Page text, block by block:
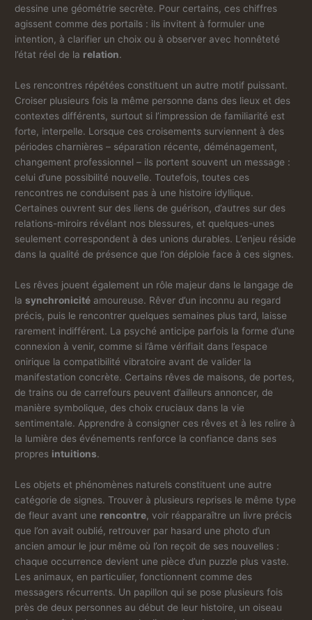
dessine une géométrie secrète. Pour certains, ces chiffres
agissent comme des portails : ils invitent à formuler une
intention, à clarifier un choix ou à observer avec honnêteté
l’état réel de la relation.
Les rencontres répétées constituent un autre motif puissant.
Croiser plusieurs fois la même personne dans des lieux et des
contextes différents, surtout si l’impression de familiarité est
forte, interpelle. Lorsque ces croisements surviennent à des
périodes charnières – séparation récente, déménagement,
changement professionnel – ils portent souvent un message :
celui d’une possibilité nouvelle. Toutefois, toutes ces
rencontres ne conduisent pas à une histoire idyllique.
Certaines ouvrent sur des liens de guérison, d’autres sur des
relations-miroirs révélant nos blessures, et quelques-unes
seulement correspondent à des unions durables. L’enjeu réside
dans la qualité de présence que l’on déploie face à ces signes.
Les rêves jouent également un rôle majeur dans le langage de
lasynchronicité amoureuse. Rêver d’un inconnu au regard
précis, puis le rencontrer quelques semaines plus tard, laisse
rarement indifférent. La psyché anticipe parfois la forme d’une
connexion à venir, comme si l’âme vérifiait dans l’espace
onirique la compatibilité vibratoire avant de valider la
manifestation concrète. Certains rêves de maisons, de portes,
de trains ou de carrefours peuvent d’ailleurs annoncer, de
manière symbolique, des choix cruciaux dans la vie
sentimentale. Apprendre à consigner ces rêves et à les relire à
la lumière des événements renforce la confiance dans ses
propres intuitions.
Les objets et phénomènes naturels constituent une autre
catégorie de signes. Trouver à plusieurs reprises le même type
de fleur avant une rencontre , voir réapparaître un livre précis
que l’on avait oublié, retrouver par hasard une photo d’un
ancien amour le jour même où l’on reçoit de ses nouvelles :
chaque occurrence devient une pièce d’un puzzle plus vaste.
Les animaux, en particulier, fonctionnent comme des
messagers récurrents. Un papillon qui se pose plusieurs fois
près de deux personnes au début de leur histoire, un oiseau